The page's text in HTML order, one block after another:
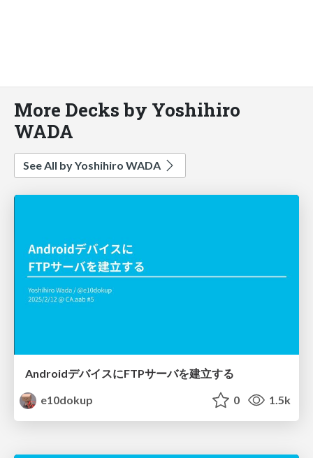
More Decks by Yoshihiro
WADA
See All by Yoshihiro WADA
AndroidデバイスにFTPサーバを建立する
e10dokup
0 1.5k